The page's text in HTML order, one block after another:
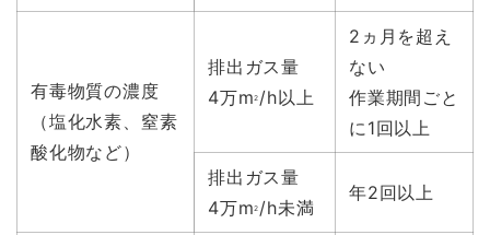
有毒物質の濃度
（塩化水素、窒素
酸化物など）
排出ガス量
4万m2 /h以上
2ヵ月を超え
ない
作業期間ごと
に1回以上
排出ガス量
4万m2 /h未満
年2回以上